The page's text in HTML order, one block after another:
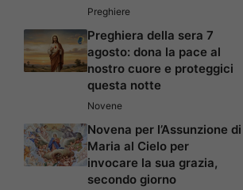
Preghiere
Preghiera della sera 7
agosto: dona la pace al
nostro cuore e proteggici
questa notte
Novene
Novena per l’Assunzione di
Maria al Cielo per
invocare la sua grazia,
secondo giorno